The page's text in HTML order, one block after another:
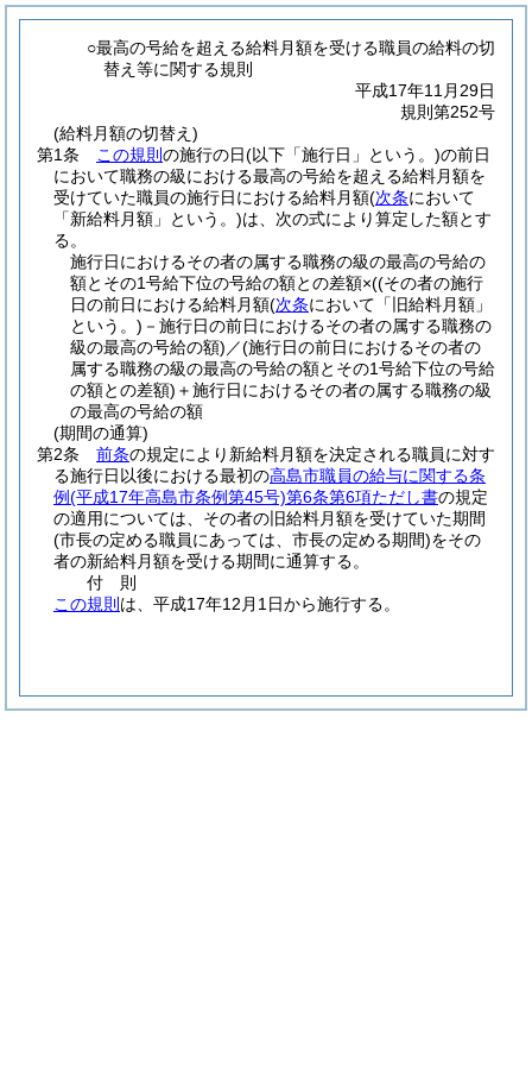
○最高の号給を超える給料月額を受ける職員の給料の切
替え等に関する規則
平成17年11月29日
規則第252号
(給料月額の切替え)
第1条
この規則 の施行の日(以下「施行日」という。)の前日
において職務の級における最高の号給を超える給料月額を
受けていた職員の施行日における給料月額(次条において
「新給料月額」という。)は、次の式により算定した額とす
る。
施行日におけるその者の属する職務の級の最高の号給の
額とその1号給下位の号給の額との差額×((その者の施行
日の前日における給料月額(次条において「旧給料月額」
という。) －施行日の前日におけるその者の属する職務の
級の最高の号給の額) ／(施行日の前日におけるその者の
属する職務の級の最高の号給の額とその1号給下位の号給
の額との差額) ＋施行日におけるその者の属する職務の級
の最高の号給の額
(期間の通算)
第2条
前条の規定により新給料月額を決定される職員に対す
る施行日以後における最初の高島市職員の給与に関する条
例(平成17年高島市条例第45号)第6条第6項ただし書の規定
の適用については、その者の旧給料月額を受けていた期間
(市長の定める職員にあっては、市長の定める期間)をその
者の新給料月額を受ける期間に通算する。
付 則
この規則 は、平成17年12月1日から施行する。